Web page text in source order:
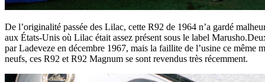
De l’originalité passée des Lilac, cette R92 de 1964 n’a gardé
aux États-Unis où Lilac était assez présent sous le label
par Ladeveze en décembre 1967, mais la faillite de l’usine ce
neufs, ces R92 et R92 Magnum se sont revendus très récemment.